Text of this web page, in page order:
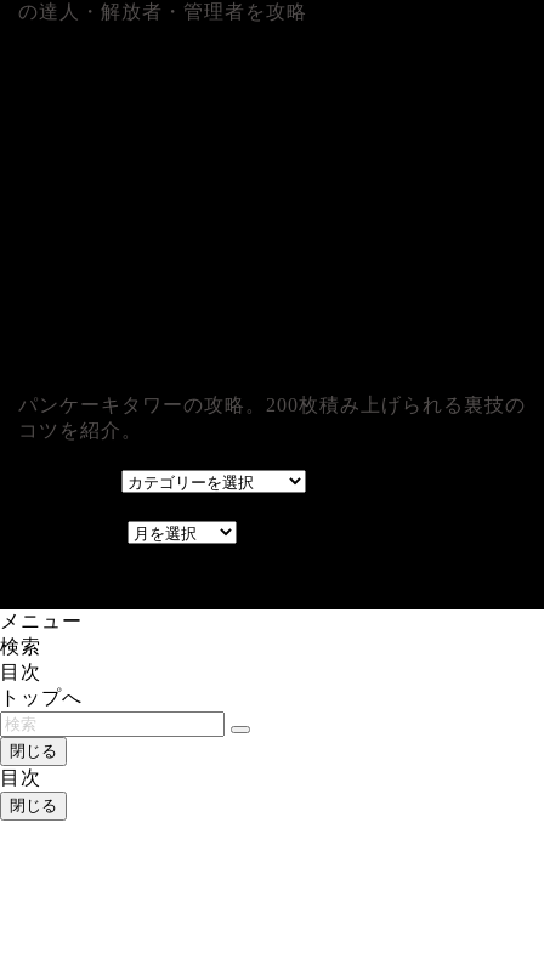
の達人・解放者・管理者を攻略
パンケーキタワーの攻略。200枚積み上げられる裏技の
コツを紹介。
メニュー
検索
目次
トップへ
閉じる
目次
閉じる